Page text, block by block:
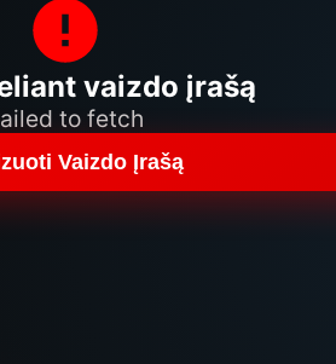
vaizdo įrašą
to fetch
Vaizdo Įrašą